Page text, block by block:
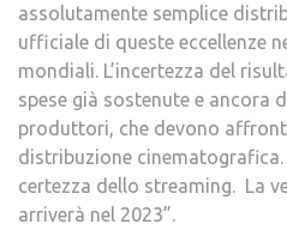
assolutamente semplice
ufficiale di queste eccellenze
mondiali. L’incertezza del
spese già sostenute e ancora
produttori, che devono
distribuzione
certezza dello streaming. La
arriverà nel 2023”.